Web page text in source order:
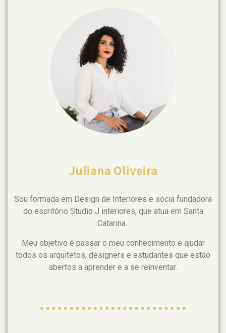
Juliana Oliveira
Sou formada em Design de Interiores e sócia fundadora
do escritório Studio J interiores, que atua em Santa
Catarina.
Meu objetivo é passar o meu conhecimento e ajudar
todos os arquitetos, designers e estudantes que estão
abertos a aprender e a se reinventar.